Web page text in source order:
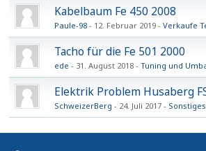
Kabelbaum Fe 450 2008
Paule-98 12. Februar 2019 Verkaufe
Tacho für die Fe 501 2000
ede 31. August 2018 Tuning und
Elektrik Problem Husaberg
SchweizerBerg 24. Juli 2017